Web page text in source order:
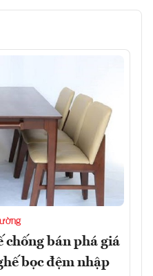
chống bán phá giá
bọc đệm nhập